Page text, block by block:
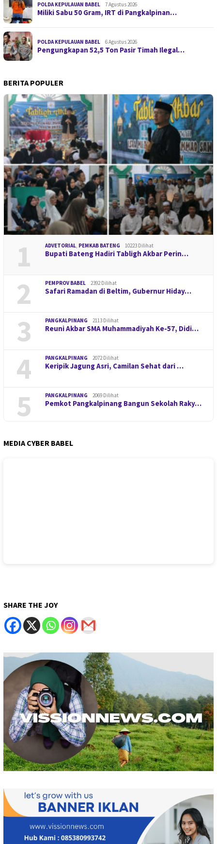
POLDA KEPULAUAN BABEL 7 Agustus 2026
Miliki Sabu 50 Gram, IRT di Pangkalpinan…
POLDA KEPULAUAN BABEL 6 Agustus 2026
Pengungkapan 52,5 Ton Pasir Timah Ilegal…
BERITA POPULER
1 ADVETORIAL, PEMKAB BATENG 10223 Dilihat
Bupati Bateng Hadiri Tabligh Akbar Perin…
2 PEMPROV BABEL 2392 Dilihat
Safari Ramadan di Beltim, Gubernur Hiday…
3 PANGKALPINANG 2113 Dilihat
Reuni Akbar SMA Muhammadiyah Ke-57, Didi…
4 PANGKALPINANG 2072 Dilihat
Keripik Jagung Asri, Camilan Sehat dari …
5 PANGKALPINANG 2069 Dilihat
Pemkot Pangkalpinang Bangun Sekolah Raky…
MEDIA CYBER BABEL
SHARE THE JOY